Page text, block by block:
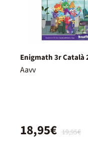
Enigmath 3r Català
Aavv
19,95€
18,95€